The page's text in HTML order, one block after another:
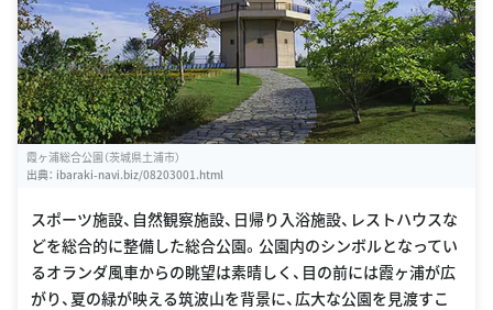
霞ヶ浦総合公園（茨城県土浦市）
出典： ibaraki-navi.biz/08203001.html
スポーツ施設、自然観察施設、日帰り入浴施設、レストハウスな
どを総合的に整備した総合公園。公園内のシンボルとなってい
るオランダ風車からの眺望は素晴しく、目の前には霞ヶ浦が広
がり、夏の緑が映える筑波山を背景に、広大な公園を見渡すこ